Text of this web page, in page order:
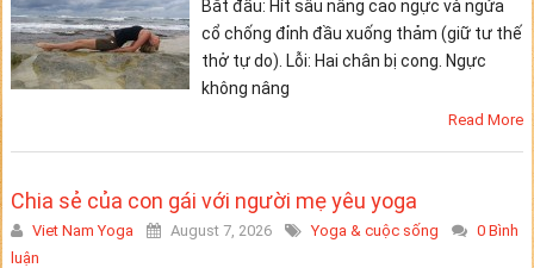
Bắt đầu: Hít sâu nâng cao ngực và ngửa
cổ chống đỉnh đầu xuống thảm (giữ tư thế
thở tự do). Lỗi: Hai chân bị cong. Ngực
không nâng
Read More
Chia sẻ của con gái với người mẹ yêu yoga
Viet Nam Yoga August 7, 2026 Yoga & cuộc sống
0 Bình
luận